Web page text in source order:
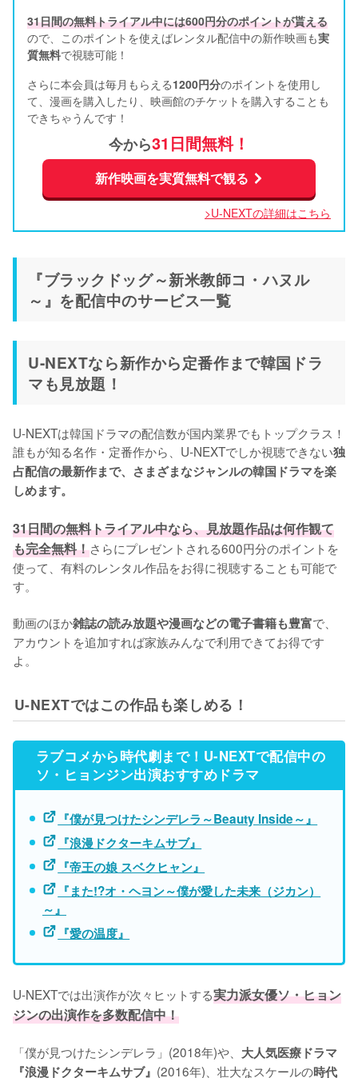
31日間の無料トライアル中には600円分のポイントが貰える
ので、このポイントを使えばレンタル配信中の新作映画も実
質無料で視聴可能！
さらに本会員は毎月もらえる1200円分のポイントを使用し
て、漫画を購入したり、映画館のチケットを購入することも
できちゃうんです！
今から31日間無料！
新作映画を実質無料で観る
>U-NEXTの詳細はこちら
『ブラックドッグ～新米教師コ・ハヌル
～』を配信中のサービス一覧
U-NEXTなら新作から定番作まで韓国ドラ
マも見放題！
U-NEXTは韓国ドラマの配信数が国内業界でもトップクラス！
誰もが知る名作・定番作から、U-NEXTでしか視聴できない独
占配信の最新作まで、さまざまなジャンルの韓国ドラマを楽
しめます。
31日間の無料トライアル中なら、見放題作品は何作観て
も完全無料！さらにプレゼントされる600円分のポイントを
使って、有料のレンタル作品をお得に視聴することも可能で
す。
動画のほか雑誌の読み放題や漫画などの電子書籍も豊富で、
アカウントを追加すれば家族みんなで利用できてお得です
よ。
U-NEXTではこの作品も楽しめる！
ラブコメから時代劇まで！U-NEXTで配信中の
ソ・ヒョンジン出演おすすめドラマ
『僕が見つけたシンデレラ～Beauty Inside～』
『浪漫ドクターキムサブ』
『帝王の娘 スベクヒャン』
『また!?オ・ヘヨン～僕が愛した未来（ジカン）
～』
『愛の温度』
U-NEXTでは出演作が次々ヒットする実力派女優ソ・ヒョン
ジンの出演作を多数配信中！
「僕が見つけたシンデレラ」(2018年)や、 大人気医療ドラマ
『浪漫ドクターキムサブ』 (2016年)、壮大なスケールの時代